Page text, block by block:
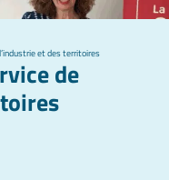
et des territoires
de